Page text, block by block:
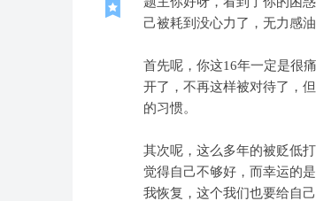
己被耗到没心力了，无力感油
首先呢，你这16年一定是很
开了，不再这样被对待了，
的习惯。
其次呢，这么多年的被贬低
觉得自己不够好，而幸运的
我恢复，这个我们也要给自